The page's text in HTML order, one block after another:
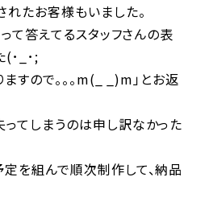
れたお客様もいました。
って答えてるスタッフさんの表
(･_･;
ますので。。。m(_ _)m」とお返
てしまうのは申し訳なかった
を組んで順次制作して、納品